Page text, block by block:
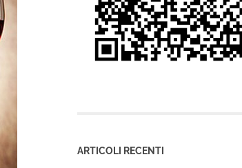
ARTICOLI RECENTI